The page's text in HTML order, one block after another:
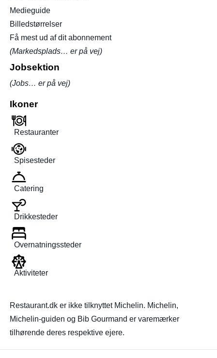
Medieguide
Billedstørrelser
Få mest ud af dit abonnement
(Markedsplads… er på vej)
Jobsektion
(Jobs… er på vej)
Ikoner
Restauranter
Spisesteder
Catering
Drikkesteder
Overnatningssteder
Aktiviteter
Restaurant.dk er ikke tilknyttet Michelin. Michelin,
Michelin-guiden og Bib Gourmand er varemærker
tilhørende deres respektive ejere.